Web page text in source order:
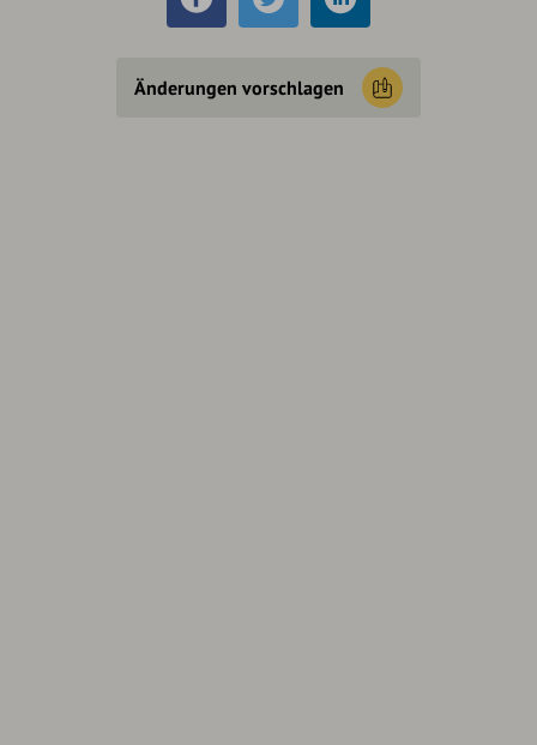
Änderungen vorschlagen